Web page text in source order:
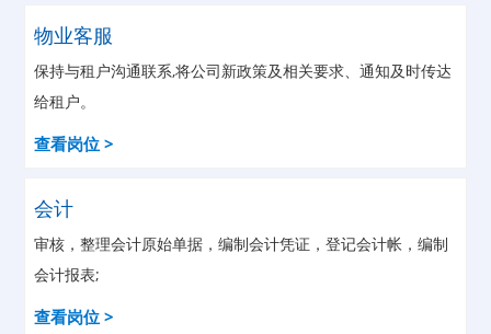
物业客服
保持与租户沟通联系,将公司新政策及相关要求、通知及时传达
给租户。
查看岗位 >
会计
审核，整理会计原始单据，编制会计凭证，登记会计帐，编制
会计报表;
查看岗位 >